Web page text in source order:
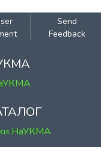
Send
Feedback
НаУКМА